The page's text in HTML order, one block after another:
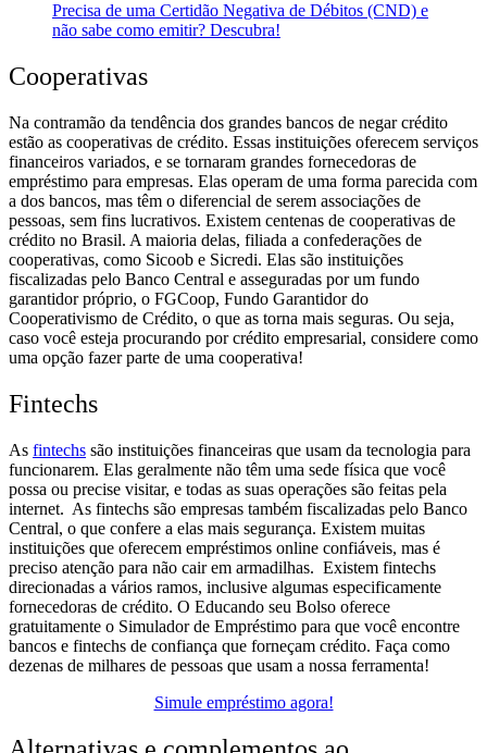
Precisa de uma Certidão Negativa de Débitos (CND) e
não sabe como emitir? Descubra!
Cooperativas
Na contramão da tendência dos grandes bancos de negar crédito
estão as cooperativas de crédito. Essas instituições oferecem serviços
financeiros variados, e se tornaram grandes fornecedoras de
empréstimo para empresas. Elas operam de uma forma parecida com
a dos bancos, mas têm o diferencial de serem associações de
pessoas, sem fins lucrativos. Existem centenas de cooperativas de
crédito no Brasil. A maioria delas, filiada a confederações de
cooperativas, como Sicoob e Sicredi. Elas são instituições
fiscalizadas pelo Banco Central e asseguradas por um fundo
garantidor próprio, o FGCoop, Fundo Garantidor do
Cooperativismo de Crédito, o que as torna mais seguras. Ou seja,
caso você esteja procurando por crédito empresarial, considere como
uma opção fazer parte de uma cooperativa!
Fintechs
As fintechs são instituições financeiras que usam da tecnologia para
funcionarem. Elas geralmente não têm uma sede física que você
possa ou precise visitar, e todas as suas operações são feitas pela
internet. As fintechs são empresas também fiscalizadas pelo Banco
Central, o que confere a elas mais segurança. Existem muitas
instituições que oferecem empréstimos online confiáveis, mas é
preciso atenção para não cair em armadilhas. Existem fintechs
direcionadas a vários ramos, inclusive algumas especificamente
fornecedoras de crédito. O Educando seu Bolso oferece
gratuitamente o Simulador de Empréstimo para que você encontre
bancos e fintechs de confiança que forneçam crédito. Faça como
dezenas de milhares de pessoas que usam a nossa ferramenta!
Simule empréstimo agora!